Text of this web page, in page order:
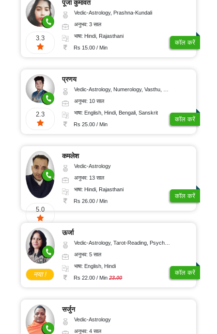
3.3
पूजा कुमावत
Vedic-Astrology, Prashna-Kundali
अनुभव: 3 साल
भाषा: Hindi, Rajasthani
Rs 15.00 / Min
कॉल करें
2.3
प्रणय
Vedic-Astrology, Numerology, Vasthu, Nadi-Astrology, Psychology, Medical-Astrology, Prashna-Kundali
अनुभव: 10 साल
भाषा: English, Hindi, Bengali, Sanskrit
Rs 25.00 / Min
कॉल करें
5.0
कमलेश
Vedic-Astrology
अनुभव: 13 साल
भाषा: Hindi, Rajasthani
Rs 26.00 / Min
कॉल करें
नया !
ऊर्जा
Vedic-Astrology, Tarot-Reading, Psychology, Prashna-Kundali
अनुभव: 5 साल
भाषा: English, Hindi
Rs 22.00 / Min23.00
कॉल करें
सर्जुन
Vedic-Astrology
अनुभव: 4 साल